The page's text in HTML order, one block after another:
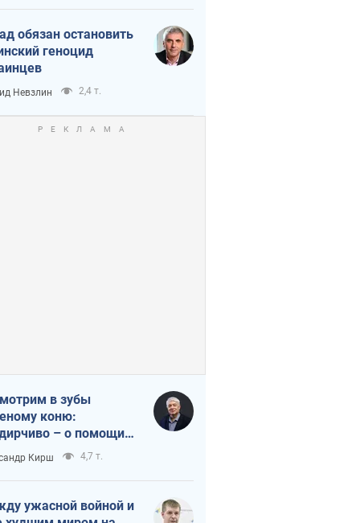
обязан остановить
геноцид
Невзлин 2,4 т.
в зубы
коню:
– о помощи
Кирш 4,7 т.
ужасной войной и